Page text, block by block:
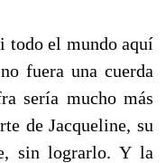
todo el mundo aquí
fuera una cuerda
sería mucho más
de Jacqueline, su
sin lograrlo. Y la